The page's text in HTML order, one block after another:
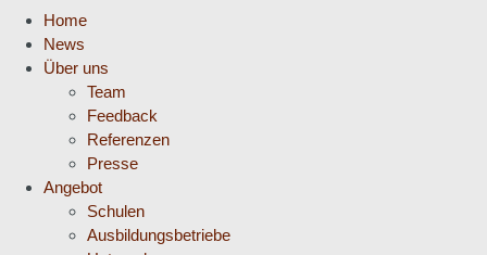
Home
News
Über uns
Team
Feedback
Referenzen
Presse
Angebot
Schulen
Ausbildungsbetriebe